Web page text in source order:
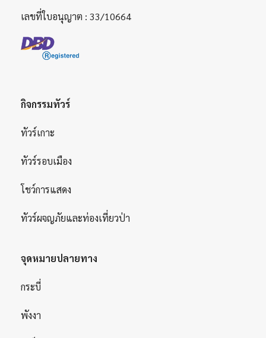
เลขที่ใบอนุญาต : 33/10664
กิจกรรมทัวร์
ทัวร์เกาะ
ทัวร์รอบเมือง
โชว์การแสดง
ทัวร์ผจญภัยและท่องเที่ยวป่า
จุดหมายปลายทาง
กระบี่
พังงา